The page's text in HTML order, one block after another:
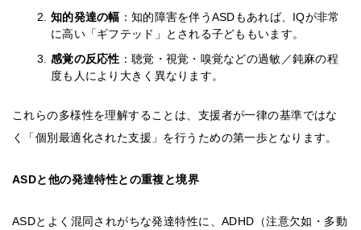
知的発達の幅 ：知的障害を伴うASDもあれば、IQが非常
に高い「ギフテッド」とされる子どももいます。
感覚の反応性 ：聴覚・視覚・嗅覚などの過敏／鈍麻の程
度も人により大きく異なります。
これらの多様性を理解することは、支援者が一律の基準ではな
く「個別最適化された支援」を行うための第一歩となります。
ASDと他の発達特性との重複と境界
ASDとよく混同されがちな発達特性に、ADHD（注意欠如・多動